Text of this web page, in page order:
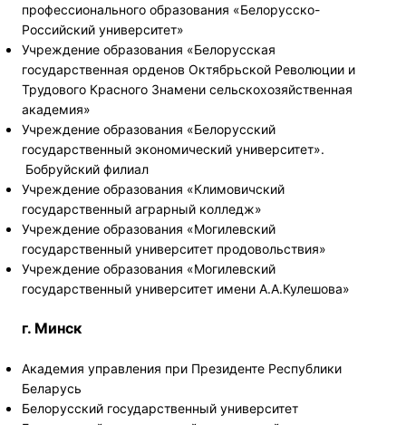
профессионального образования «Белорусско-
Российский университет»
Учреждение образования «Белорусская
государственная орденов Октябрьской Революции и
Трудового Красного Знамени сельскохозяйственная
академия»
Учреждение образования «Белорусский
государственный экономический университет».
Бобруйский филиал
Учреждение образования «Климовичский
государственный аграрный колледж»
Учреждение образования «Могилевский
государственный университет продовольствия»
Учреждение образования «Могилевский
государственный университет имени А.А.Кулешова»
г. Минск
Академия управления при Президенте Республики
Беларусь
Белорусский государственный университет